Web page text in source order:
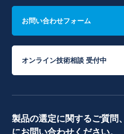
お問い合わせフォーム
オンライン技術相談 受付中
製品の選定に関するご質問
にお問い合わせください。